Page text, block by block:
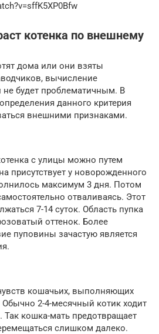
котенка по внешнему
дома или они взяты
вычисление
не будет проблематичным. В
данного критерия
внешними признаками.
с улицы можно путем
присутствует у новорожденного
максимум 3 дня. Потом
отваливаясь. Этот
7-14 суток. Область пупка
оттенок. Более
пуповины зачастую является
кошачьих, выполняющих
2-4-месячный котик ходит
кошка-мать предотвращает
слишком далеко.